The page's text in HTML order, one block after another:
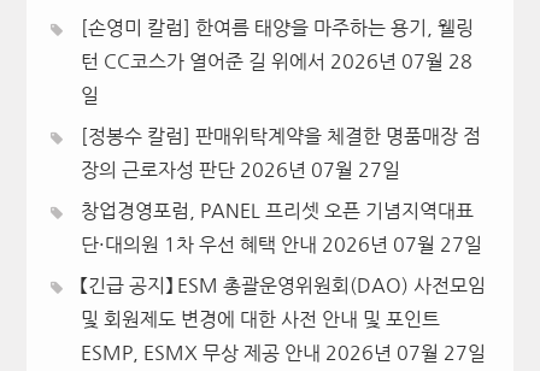
[손영미 칼럼] 한여름 태양을 마주하는 용기, 웰링
턴 CC코스가 열어준 길 위에서 2026년 07월 28
일
[정봉수 칼럼] 판매위탁계약을 체결한 명품매장 점
장의 근로자성 판단 2026년 07월 27일
창업경영포럼, PANEL 프리셋 오픈 기념지역대표
단·대의원 1차 우선 혜택 안내 2026년 07월 27일
【긴급 공지】 ESM 총괄운영위원회(DAO) 사전모임
및 회원제도 변경에 대한 사전 안내 및 포인트
ESMP, ESMX 무상 제공 안내 2026년 07월 27일